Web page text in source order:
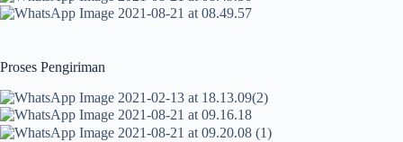
Proses Pengiriman